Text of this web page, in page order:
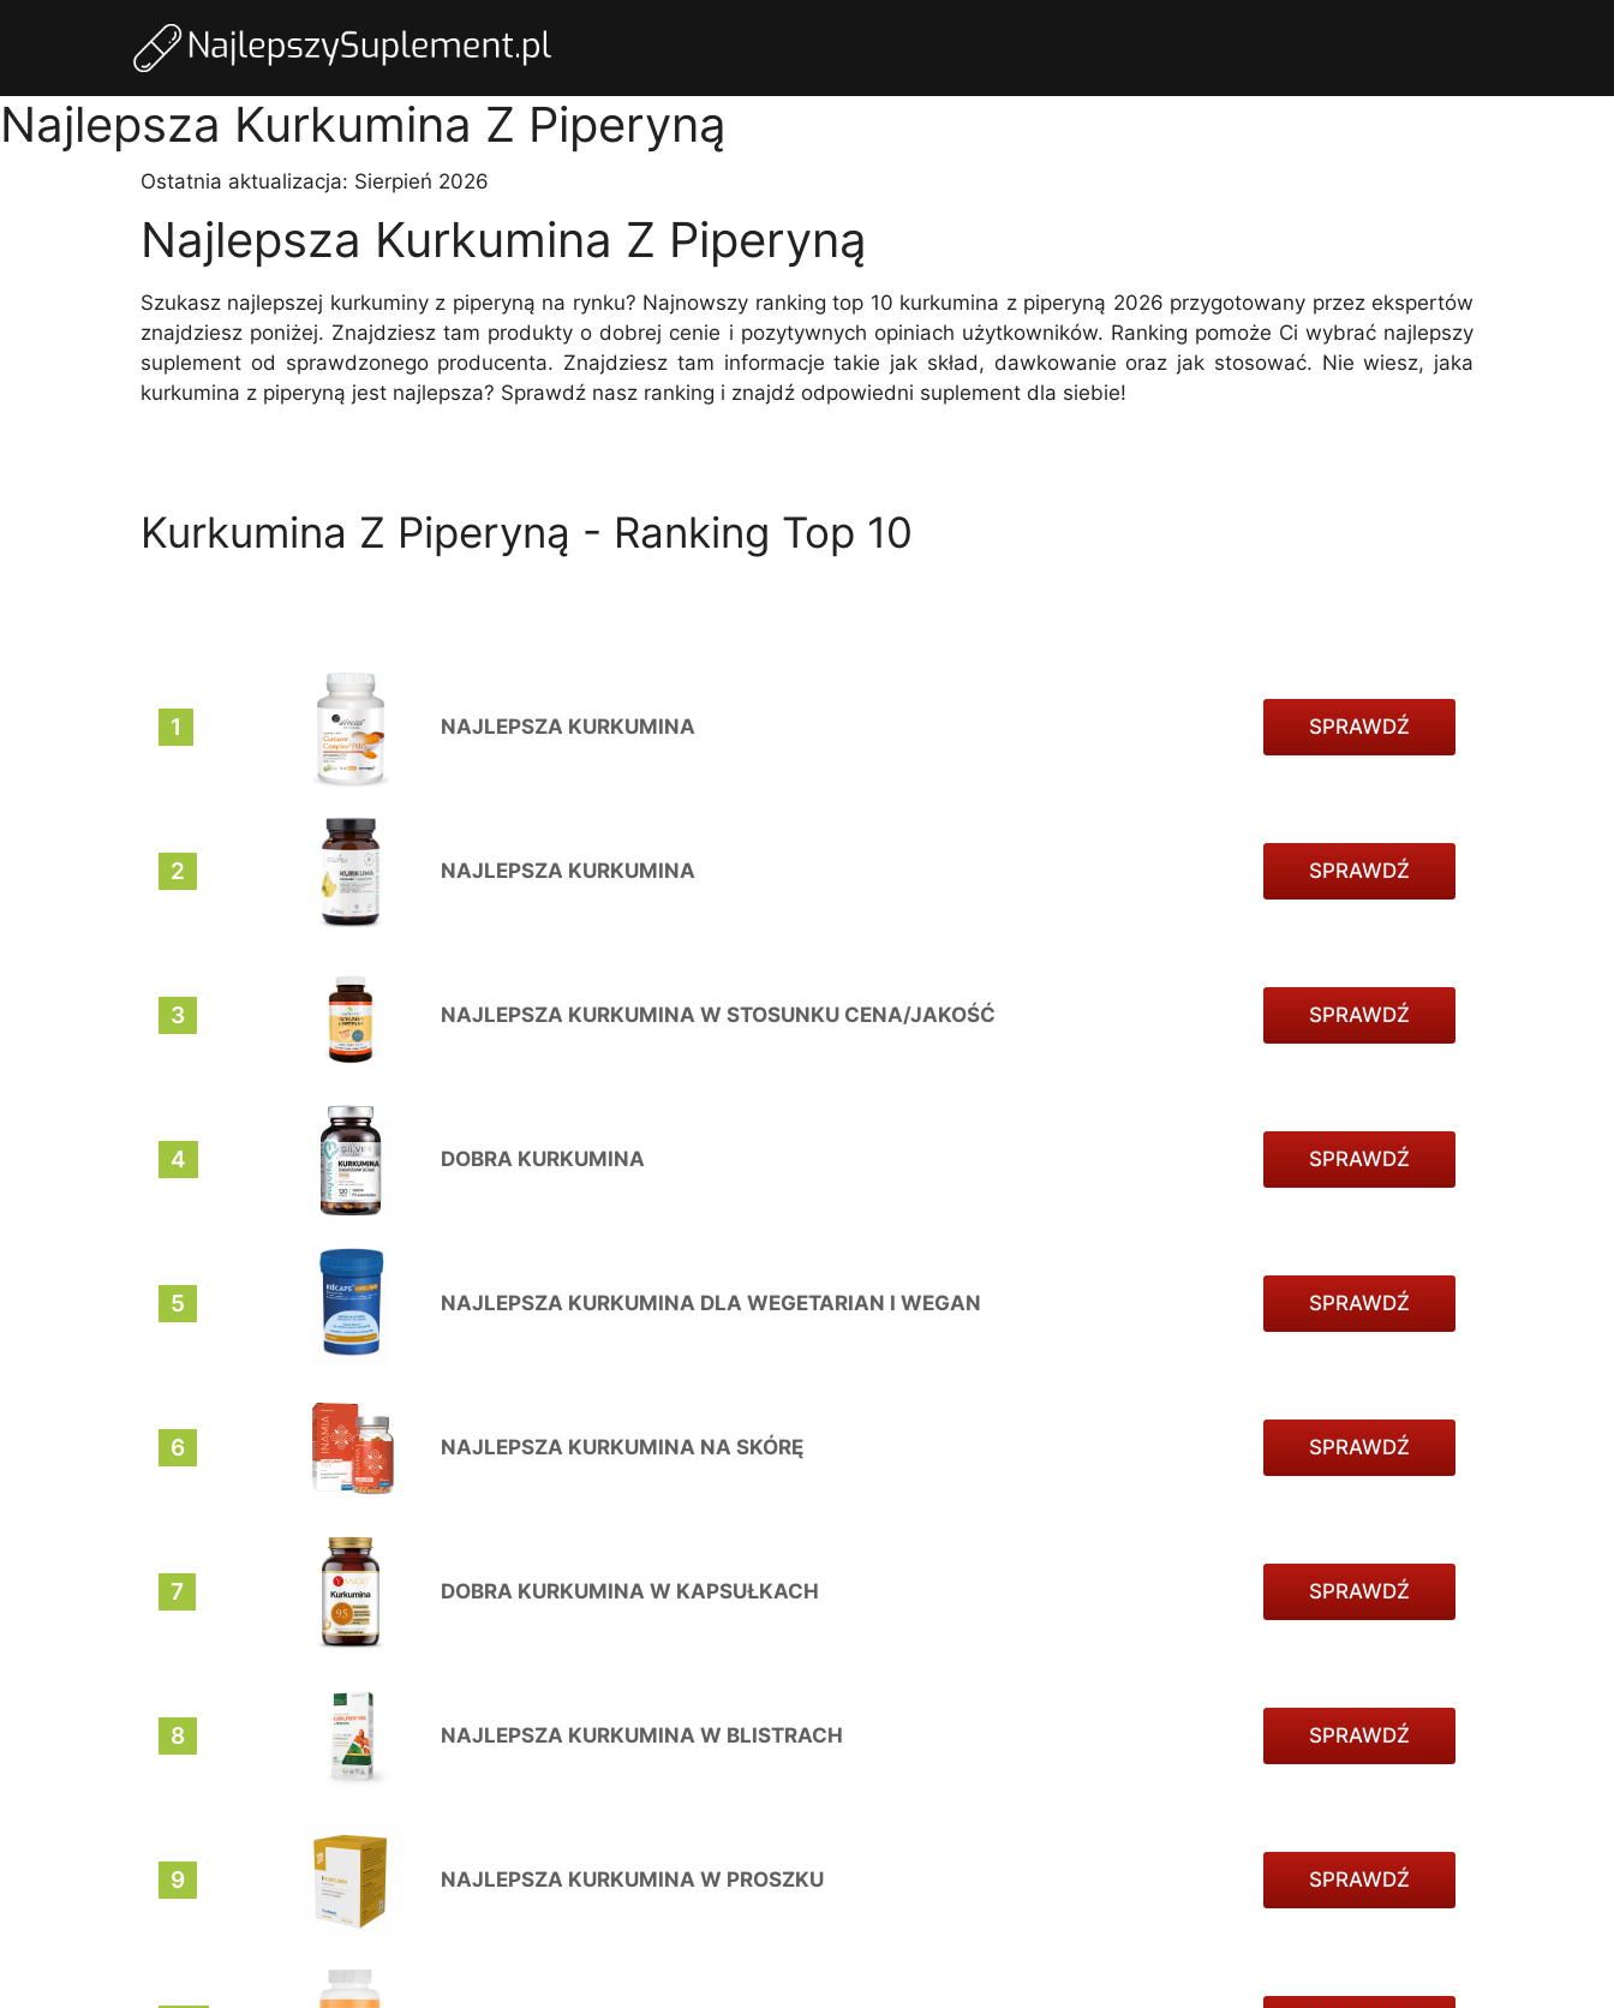
Najlepsza Kurkumina Z Piperyną
Ostatnia aktualizacja: Sierpień 2026
Najlepsza Kurkumina Z Piperyną
Szukasz najlepszej kurkuminy z piperyną na rynku? Najnowszy ranking top 10 kurkumina z piperyną 2026 przygotowany przez ekspertów
znajdziesz poniżej. Znajdziesz tam produkty o dobrej cenie i pozytywnych opiniach użytkowników. Ranking pomoże Ci wybrać najlepszy
suplement od sprawdzonego producenta. Znajdziesz tam informacje takie jak skład, dawkowanie oraz jak stosować. Nie wiesz, jaka
kurkumina z piperyną jest najlepsza? Sprawdź nasz ranking i znajdź odpowiedni suplement dla siebie!
Kurkumina Z Piperyną - Ranking Top 10
1 NAJLEPSZA KURKUMINA SPRAWDŹ
2 NAJLEPSZA KURKUMINA SPRAWDŹ
3 NAJLEPSZA KURKUMINA W STOSUNKU CENA/JAKOŚĆ SPRAWDŹ
4 DOBRA KURKUMINA SPRAWDŹ
5 NAJLEPSZA KURKUMINA DLA WEGETARIAN I WEGAN SPRAWDŹ
6 NAJLEPSZA KURKUMINA NA SKÓRĘ SPRAWDŹ
7 DOBRA KURKUMINA W KAPSUŁKACH SPRAWDŹ
8 NAJLEPSZA KURKUMINA W BLISTRACH SPRAWDŹ
9 NAJLEPSZA KURKUMINA W PROSZKU SPRAWDŹ